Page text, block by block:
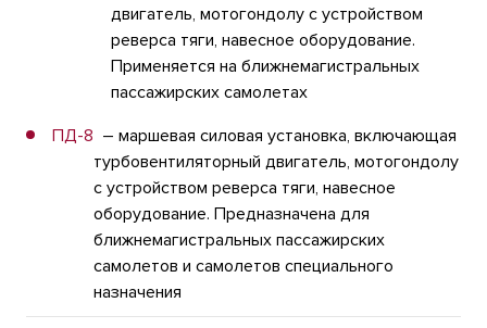
двигатель, мотогондолу с устройством
реверса тяги, навесное оборудование.
Применяется на ближнемагистральных
пассажирских самолетах
ПД-8 – маршевая силовая установка, включающая
турбовентиляторный двигатель, мотогондолу
с устройством реверса тяги, навесное
оборудование. Предназначена для
ближнемагистральных пассажирских
самолетов и самолетов специального
назначения